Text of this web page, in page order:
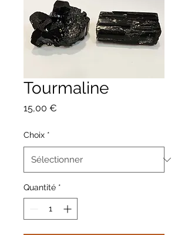
Tourmaline
15,00 €
Choix *
Quantité *